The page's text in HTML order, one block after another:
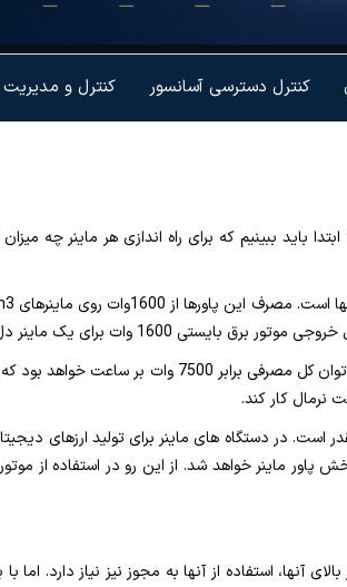
کنترل و کنترل دسترسی آسانسور
ابتدا باید ببینیم که برای راه اندازی هر ماینر
حالا فرض کنید تعداد 3 ماینر داریم که هر کدام حدود 2500 وات
است. در دستگاه های ماینر برای تولید ارزهای
ماینر خواهد شد. از این رو در استفاده از
استفاده از آنها به مجوز نیز نیاز دارد. اما با